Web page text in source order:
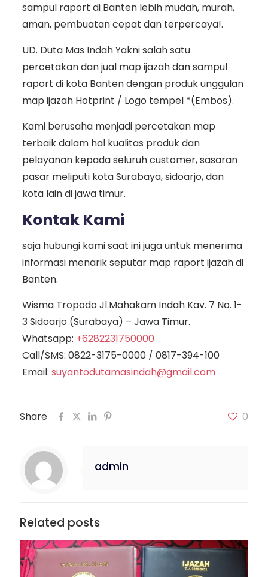
sampul raport di Banten lebih mudah, murah,
aman, pembuatan cepat dan terpercaya!.
UD. Duta Mas Indah Yakni salah satu
percetakan dan jual map ijazah dan sampul
raport di kota Banten dengan produk unggulan
map ijazah Hotprint / Logo tempel *(Embos).
Kami berusaha menjadi percetakan map
terbaik dalam hal kualitas produk dan
pelayanan kepada seluruh customer, sasaran
pasar meliputi kota Surabaya, sidoarjo, dan
kota lain di jawa timur.
Kontak Kami
saja hubungi kami saat ini juga untuk menerima
informasi menarik seputar map raport ijazah di
Banten.
Wisma Tropodo Jl.Mahakam Indah Kav. 7 No. 1-
3 Sidoarjo (Surabaya) – Jawa Timur.
Whatsapp: +6282231750000
Call/SMS: 0822-3175-0000/ 0817-394-100
Email: suyantodutamasindah@gmail.com
Share 0
admin
Related posts